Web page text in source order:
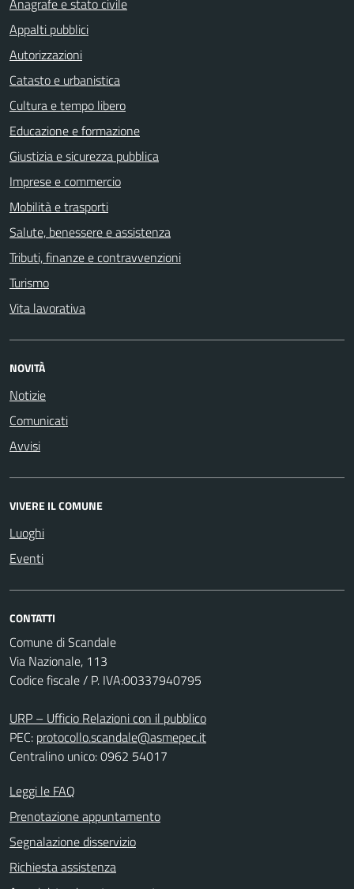
Anagrafe e stato civile
Appalti pubblici
Autorizzazioni
Catasto e urbanistica
Cultura e tempo libero
Educazione e formazione
Giustizia e sicurezza pubblica
Imprese e commercio
Mobilità e trasporti
Salute, benessere e assistenza
Tributi, finanze e contravvenzioni
Turismo
Vita lavorativa
NOVITÀ
Notizie
Comunicati
Avvisi
VIVERE IL COMUNE
Luoghi
Eventi
CONTATTI
Comune di Scandale
Via Nazionale, 113
Codice fiscale / P. IVA:00337940795
URP – Ufficio Relazioni con il pubblico
PEC: protocollo.scandale@asmepec.it
Centralino unico: 0962 54017
Leggi le FAQ
Prenotazione appuntamento
Segnalazione disservizio
Richiesta assistenza